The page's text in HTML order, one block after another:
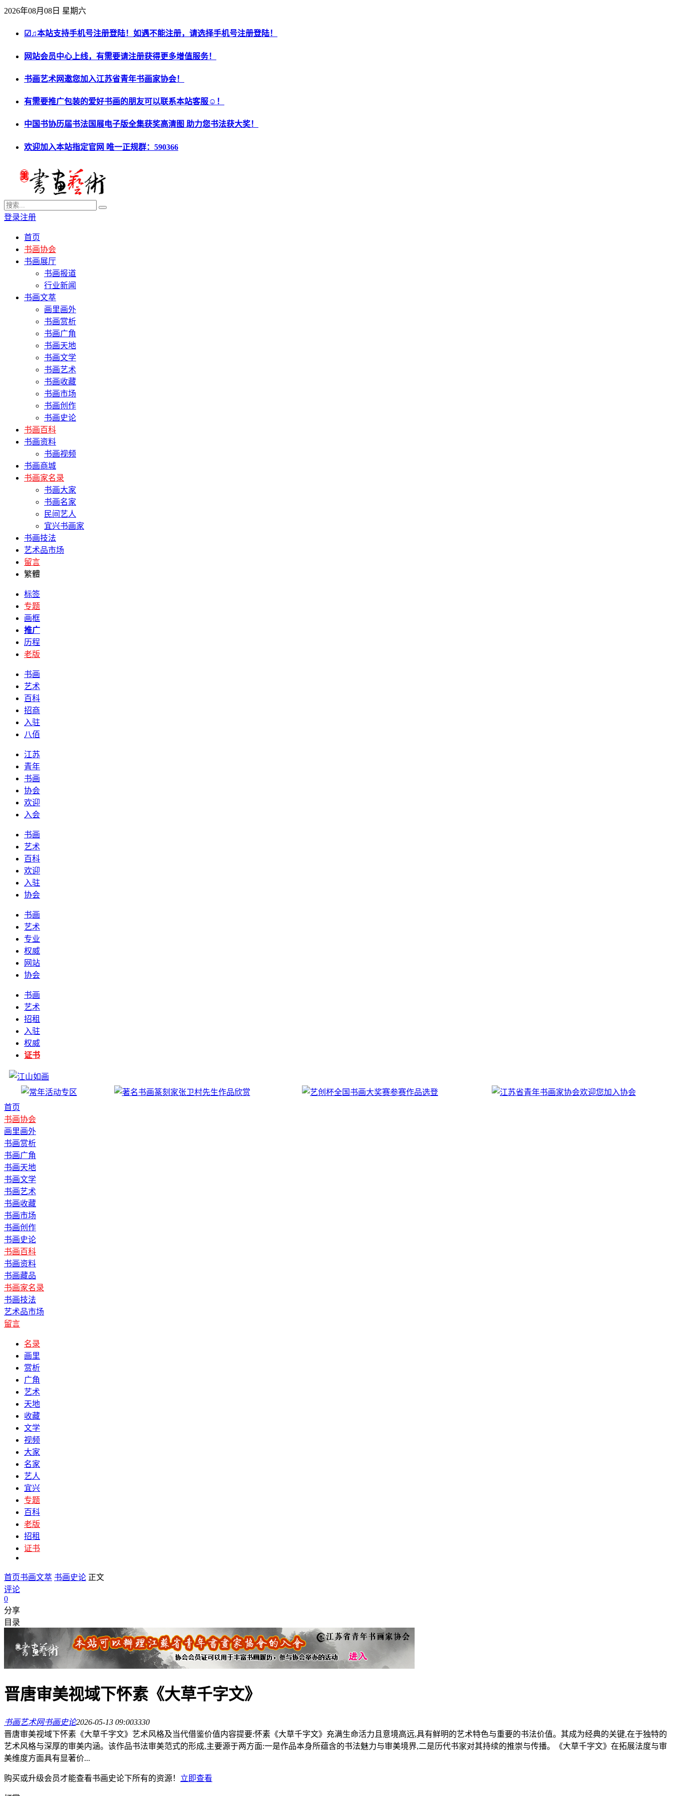
2026年08月08日 星期六
☑♫本站支持手机号注册登陆！如遇不能注册，请选择手机号注册登陆！
网站会员中心上线，有需要请注册获得更多增值服务！
书画艺术网邀您加入江苏省青年书画家协会！
有需要推广包装的爱好书画的朋友可以联系本站客服☺！
中国书协历届书法国展电子版全集获奖高清图 助力您书法获大奖！
欢迎加入本站指定官网 唯一正规群：590366
登录注册
首页
书画协会
书画展厅
书画报道
行业新闻
书画文萃
画里画外
书画赏析
书画广角
书画天地
书画文学
书画艺术
书画收藏
书画市场
书画创作
书画史论
书画百科
书画资料
书画视频
书画商城
书画家名录
书画大家
书画名家
民间艺人
宜兴书画家
书画技法
艺术品市场
留言
繁體
标签
专题
画框
推广
历程
老版
书画
艺术
百科
招商
入驻
八佰
江苏
青年
书画
协会
欢迎
入会
书画
艺术
百科
欢迎
入驻
协会
书画
艺术
专业
权威
网站
协会
书画
艺术
招租
入驻
权威
证书
首页
书画协会
画里画外
书画赏析
书画广角
书画天地
书画文学
书画艺术
书画收藏
书画市场
书画创作
书画史论
书画百科
书画资料
书画藏品
书画家名录
书画技法
艺术品市场
留言
名录
画里
赏析
广角
艺术
天地
收藏
文学
视频
大家
名家
艺人
宜兴
专题
百科
老版
招租
证书
首页书画文萃 书画史论 正文
评论
0
分享
目录
晋唐审美视域下怀素《大草千字文》
书画艺术网书画史论2026-05-13 09:003330
晋唐审美视域下怀素《大草千字文》艺术风格及当代借鉴价值内容提要:怀素《大草千字文》充满生命活力且意境高远,具有鲜明的艺术特色与重要的书法价值。其成为经典的关键,在于独特的
艺术风格与深厚的审美内涵。该作品书法审美范式的形成,主要源于两方面:一是作品本身所蕴含的书法魅力与审美境界,二是历代书家对其持续的推崇与传播。《大草千字文》在拓展法度与审
美维度方面具有显著价...
购买或升级会员才能查看书画史论下所有的资源！ 立即查看